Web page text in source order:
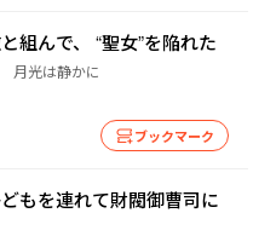
組んで、 “聖女”を陥れた
月光は静かに
ブックマーク
もを連れて財閥御曹司に